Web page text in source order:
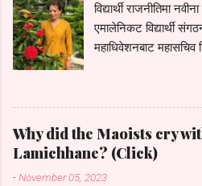
विद्यार्थी राजनीतिमा
एमालेनिकट विद्यार्थी
महाधिवेशनबाट महासचिव
आफू महासचिवमै
माघमा राष्ट्रिय सम्मेलन
दौडमा देखिएकी छिन्
पहिलोपटक उत्पीडित
लागेको दावी प्रस्तुत गर्दै
राजनीतिक जीवनका
Why did the Maoists cry
Lamichhane? (Click)
-November 05, 2023